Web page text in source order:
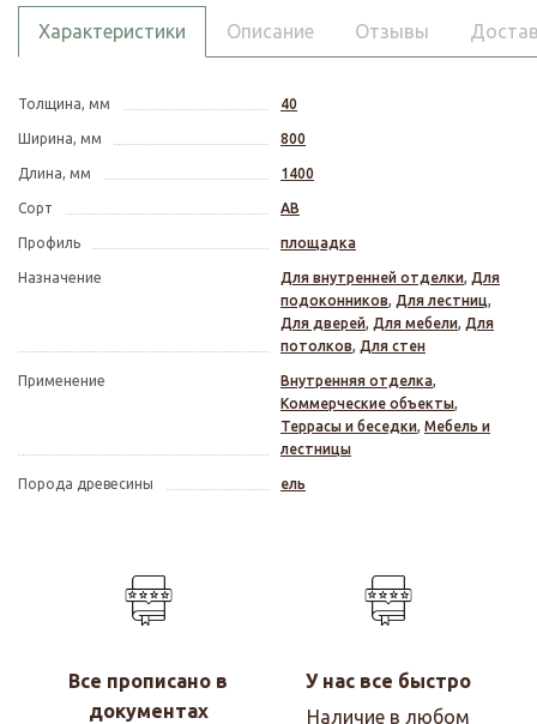
Характеристики Описание Отзывы
Толщина, мм 40
Ширина, мм 800
Длина, мм 1400
Сорт АВ
Профиль площадка
Назначение Для внутренней отделки, Для
подоконников, Для лестниц,
Для дверей, Для мебели, Для
потолков, Для стен
Применение Внутренняя отделка,
Коммерческие объекты,
Террасы и беседки, Мебель и
лестницы
Порода древесины ель
Все прописано в
документах
У нас все быстро
Наличие в любом